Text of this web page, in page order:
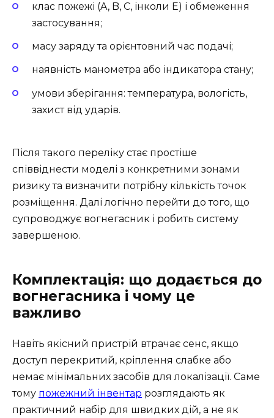
клас пожежі (A, B, C, інколи E) і обмеження
застосування;
масу заряду та орієнтовний час подачі;
наявність манометра або індикатора стану;
умови зберігання: температура, вологість,
захист від ударів.
Після такого переліку стає простіше
співвіднести моделі з конкретними зонами
ризику та визначити потрібну кількість точок
розміщення. Далі логічно перейти до того, що
супроводжує вогнегасник і робить систему
завершеною.
Комплектація: що додається до
вогнегасника і чому це
важливо
Навіть якісний пристрій втрачає сенс, якщо
доступ перекритий, кріплення слабке або
немає мінімальних засобів для локалізації. Саме
тому пожежний інвентар розглядають як
практичний набір для швидких дій, а не як